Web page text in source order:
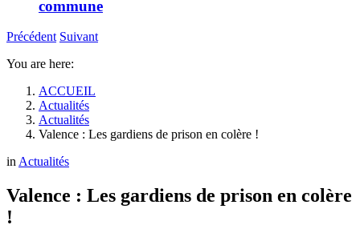
commune
Précédent Suivant
You are here:
ACCUEIL
Actualités
Actualités
Valence : Les gardiens de prison en colère !
inActualités
Valence : Les gardiens de prison en colère
!